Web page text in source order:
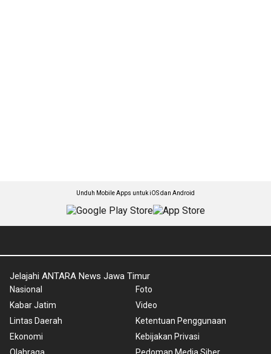
Unduh Mobile Apps untuk iOS dan Android
Jelajahi ANTARA News Jawa Timur
Nasional
Kabar Jatim
Lintas Daerah
Ekonomi
Foto
Video
Ketentuan Penggunaan
Kebijakan Privasi